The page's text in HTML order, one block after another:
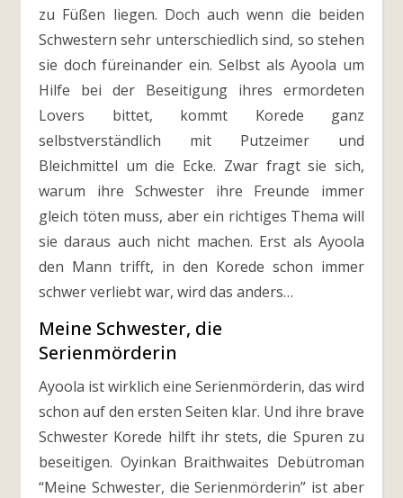
zu Füßen liegen. Doch auch wenn die beiden
Schwestern sehr unterschiedlich sind, so stehen
sie doch füreinander ein. Selbst als Ayoola um
Hilfe bei der Beseitigung ihres ermordeten
Lovers bittet, kommt Korede ganz
selbstverständlich mit Putzeimer und
Bleichmittel um die Ecke. Zwar fragt sie sich,
warum ihre Schwester ihre Freunde immer
gleich töten muss, aber ein richtiges Thema will
sie daraus auch nicht machen. Erst als Ayoola
den Mann trifft, in den Korede schon immer
schwer verliebt war, wird das anders…
Meine Schwester, die
Serienmörderin
Ayoola ist wirklich eine Serienmörderin, das wird
schon auf den ersten Seiten klar. Und ihre brave
Schwester Korede hilft ihr stets, die Spuren zu
beseitigen. Oyinkan Braithwaites Debütroman
“Meine Schwester, die Serienmörderin” ist aber